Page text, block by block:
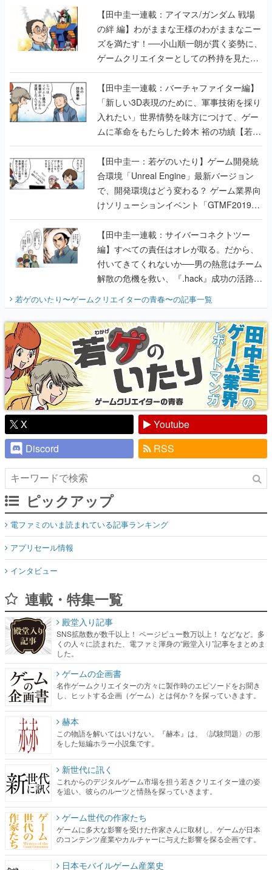
【田中圭一連載：アイマス/ガンダム 戦場
の絆 編】わがままな王様のわがままなニー
ズを満たす！──小山順一朗が貫く姿勢に、
ゲームクリエイターとしての矜持を見た
【若ゲのいたり最終回】
【田中圭一連載：バーチャファイター編】
「新しい3D表現のために、軍事技術を採り
入れたい」世界情勢を味方につけて、ゲー
ムに革命をもたらした鈴木 裕の功績【若ゲ
のいたり】
【田中圭一：若ゲのいたり】ゲーム開発統
合環境「Unreal Engine」最新バージョン
で、開発環境はどう変わる？ ゲーム業界向
けソリューションイベント「GTMF2019」
に行って、より理解を深めよう【PR】
【田中圭一連載：サイバーコネクトツー
編】すべての責任はオレが取る。だから、
付いてきてくれないか──男の熱意はチーム
解散の危機を救い、『.hack』成功の活路を
開く。業界の快男児・松山 洋に流れる血は
『少年ジャンプ』色だった【若ゲのいた
り】
若ゲのいたり〜ゲームクリエイターの青春〜の記事一覧
X
Youtube
Discord
RSS
ピックアップ
電ファミのいま読まれている記事ランキング
アプリセール情報
インタビュー
連載・特集一覧
殿堂入り記事
SNS拡散数が数千以上！ ページビュー数万以上！ などなど。多
くの人々に読まれた、電ファミ渾身の“殿堂入り”記事をまとめま
した。
ゲームの企画書
名作ゲームクリエイターの方々に製作時のエピソードをお聞き
し、ヒットする企画（ゲーム）とは何か？を探っていきます。
赫本
この物語を解いてはいけない。『赫本』は、〈試験問題〉の形
をした短編ホラー小説集です。
新世代に訊く
これからのデジタルゲーム市場を担う若きクリエイター達の姿
を追い、彼らのルーツと情熱を探っていきます。
ゲーム世代の作家たち
ゲームに多大な影響を受けた作家さんに取材し、ゲームが日本
のコンテンツ産業やカルチャーに与えた影響を探る企画です。
日本モバイルゲーム産業史